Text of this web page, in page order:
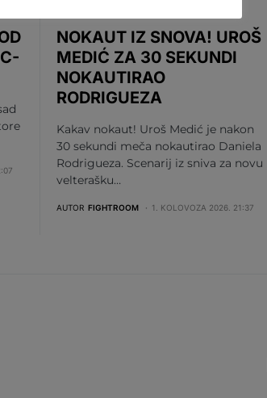
NOKAUT IZ SNOVA! UROŠ
MEDIĆ ZA 30 SEKUNDI
NOKAUTIRAO
RODRIGUEZA
Kakav nokaut! Uroš Medić je nakon
30 sekundi meča nokautirao Daniela
Rodrigueza. Scenarij iz sniva za novu
velterašku…
AUTOR FIGHTROOM 1. KOLOVOZA 2026. 21:37